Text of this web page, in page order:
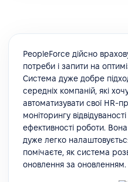
PeopleForce дійсно
потреби і запити на
Система дуже добре
середніх компаній, які
автоматизувати свої HR-
моніторингу
ефективності роботи.
дуже легко
помічаєте, як система
оновлення за оновленням.